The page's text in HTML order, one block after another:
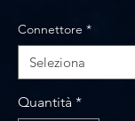
Connettore *
Quantità *